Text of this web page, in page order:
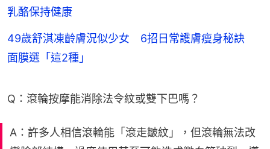
乳酪保持健康
49歲舒淇凍齡膚況似少女 6招日常護膚瘦身秘訣
面膜選「這2種」
Q：滾輪按摩能消除法令紋或雙下巴嗎？
A：許多人相信滾輪能「滾走皺紋」，但滾輪無法改